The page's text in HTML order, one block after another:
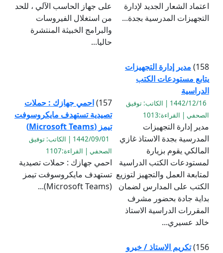
اعتماد الشعار الجديد لإدارة
التجهيزات المدرسية بجدة...
على جهاز الحاسب الآلي ، للحد
من استغلال الفيروسات
والبرامج الخبيثة المنتشرة
حاليا...
158) مدير إدارة التجهيزات
يتابع مستودعات الكتب
الدراسية
1442/12/16 | الكاتب: توفيق
الصحفي | القراءة:1013
مدير إدارة التجهيزات
المدرسية بجدة الاستاذ غازي
المالكي يقوم بزيارة
لمستودعات الكتب الدراسية
لمتابعة العمل والتجهيز لتوزيع
الكتب على المدارس لضمان
بداية جادة بحضور مشرف
المقررات الدراسية الاستاذ
خالد عسيري...
157) احمي جهازك : حملات
تصيدية تستهدف مايكروسوفت
تيمز (Microsoft Teams)
1442/09/01 | الكاتب: توفيق
الصحفي | القراءة:1107
احمي جهازك : حملات تصيدية
تستهدف مايكروسوفت تيمز
(Microsoft Teams)...
156) تكريم الاستاذ / خيرو